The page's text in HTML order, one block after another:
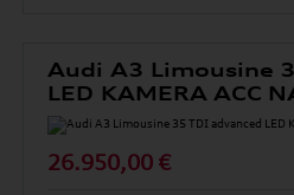
Audi A3 Limousine
LED KAMERA ACC
26.950,00 €